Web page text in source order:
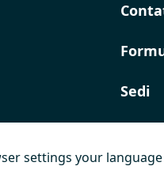
Sedi
settings your language